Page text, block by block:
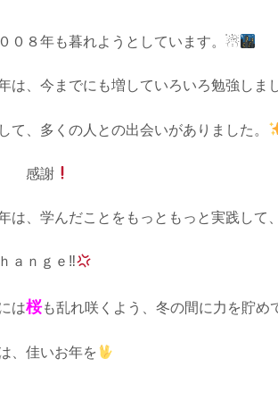
０８年も暮れようとしています。☃
は、今までにも増していろいろ勉強しま
て、多くの人との出会いがありました。
謝
は、学んだことをもっともっと実践して、
ａｎｇｅ‼
は桜も乱れ咲くよう、冬の間に力を貯め
、佳いお年を